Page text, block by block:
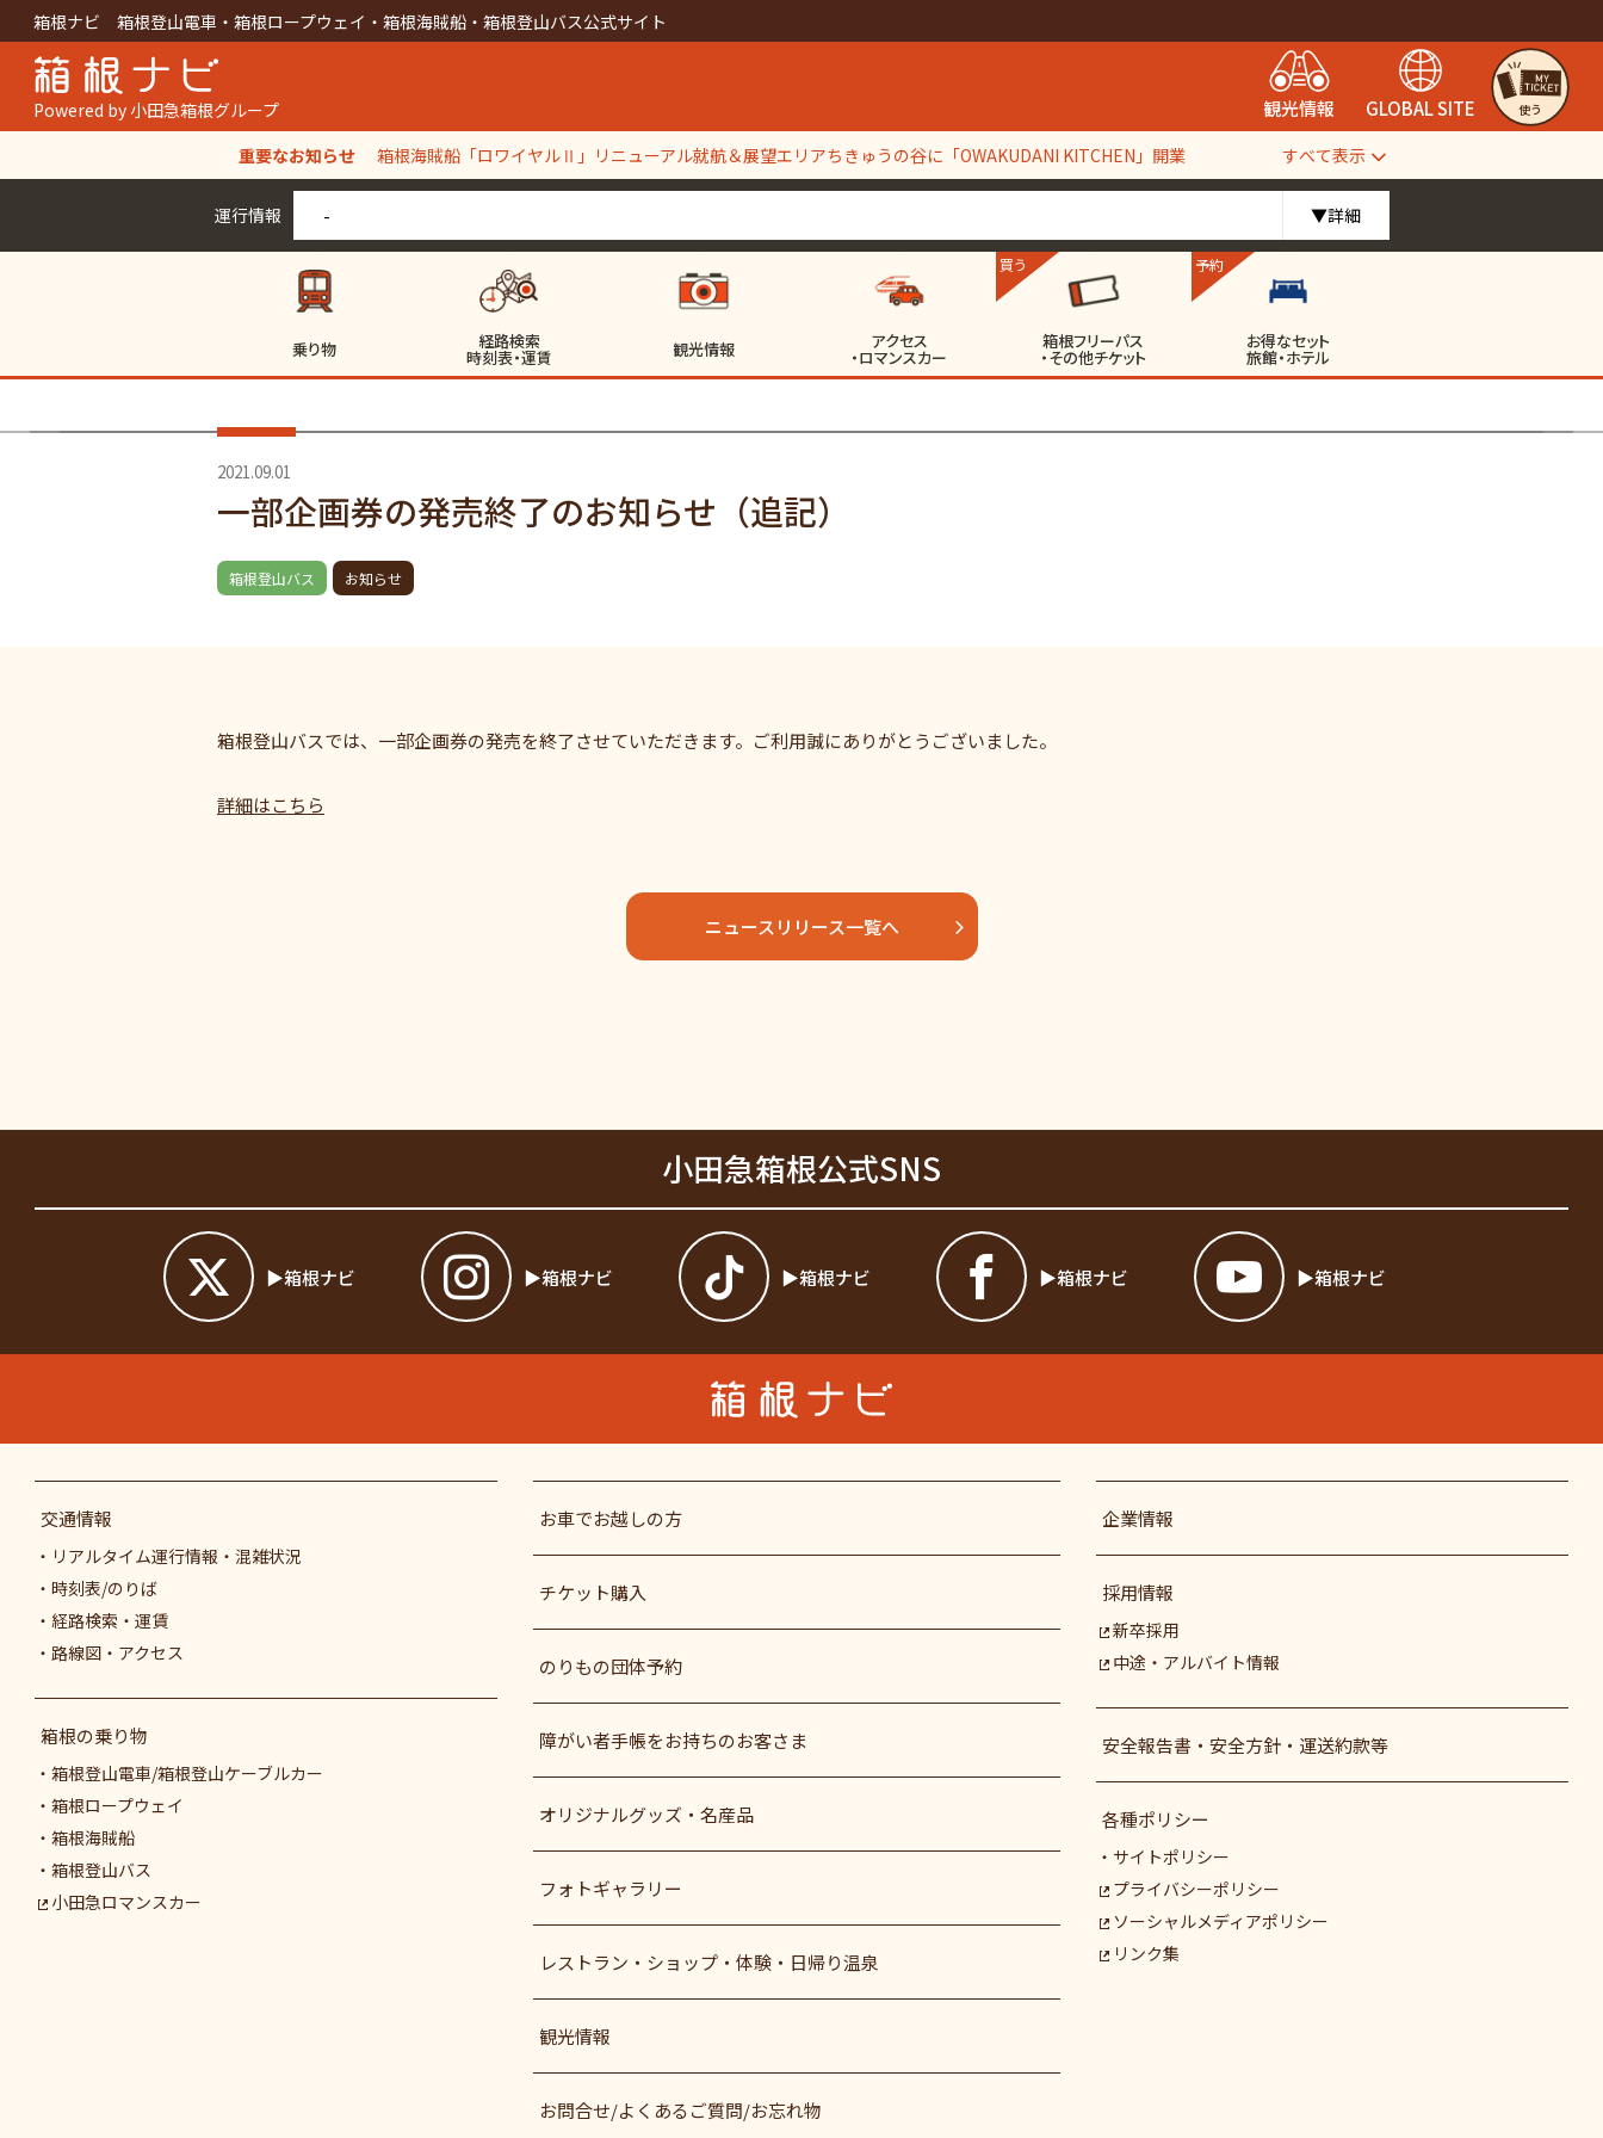
箱根ナビ 箱根登山電車・箱根ロープウェイ・箱根海賊船・箱根登山バス公式サイト
Powered by 小田急箱根グループ 観光情報 GLOBAL SITE 使う
重要なお知らせ 箱根海賊船「ロワイヤルⅡ」リニューアル就航＆展望エリアちきゅうの谷に「OWAKUDANI KITCHEN」開業 すべて表示
運行情報 - ▼詳細
乗り物 経路検索
時刻表・運賃 観光情報 アクセス
・ロマンスカー
買う
箱根フリーパス
・その他チケット
予約
お得なセット
旅館・ホテル
2021.09.01
一部企画券の発売終了のお知らせ（追記）
箱根登山バス お知らせ
箱根登山バスでは、一部企画券の発売を終了させていただきます。ご利用誠にありがとうございました。
詳細はこちら
ニュースリリース一覧へ
小田急箱根公式SNS
箱根ナビ 箱根ナビ 箱根ナビ 箱根ナビ 箱根ナビ
交通情報
リアルタイム運行情報・混雑状況
時刻表/のりば
経路検索・運賃
路線図・アクセス
箱根の乗り物
箱根登山電車/箱根登山ケーブルカー
箱根ロープウェイ
箱根海賊船
箱根登山バス
小田急ロマンスカー
お車でお越しの方
チケット購入
のりもの団体予約
障がい者⼿帳をお持ちのお客さま
オリジナルグッズ・名産品
フォトギャラリー
レストラン・ショップ・体験・日帰り温泉
観光情報
お問合せ/よくあるご質問/お忘れ物
企業情報
採用情報
新卒採用
中途・アルバイト情報
安全報告書・安全方針・運送約款等
各種ポリシー
サイトポリシー
プライバシーポリシー
ソーシャルメディアポリシー
リンク集